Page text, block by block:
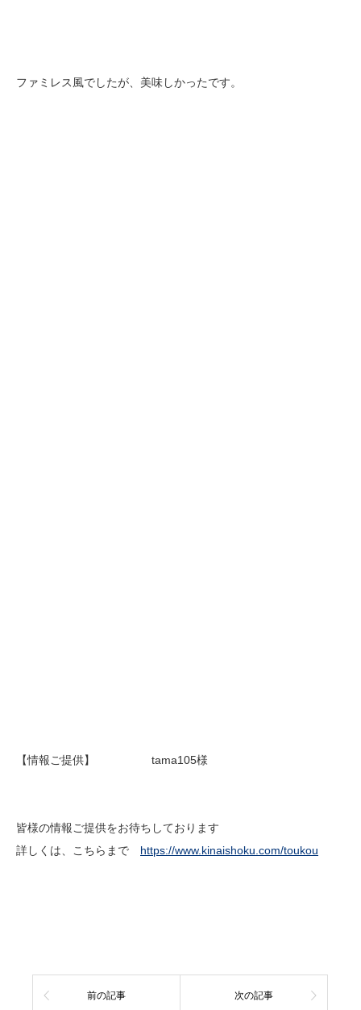
ファミレス風でしたが、美味しかったです。
【情報ご提供】 tama105様
皆様の情報ご提供をお待ちしております
詳しくは、こちらまで https://www.kinaishoku.com/toukou
前の記事 次の記事